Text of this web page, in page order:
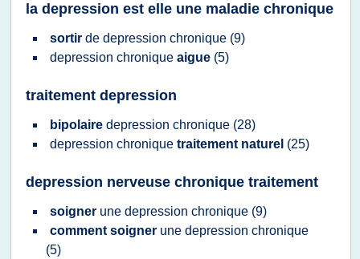
la depression est elle une maladie chronique
sortir de depression chronique (9)
depression chronique aigue (5)
traitement depression
bipolaire depression chronique (28)
depression chronique traitement naturel (25)
depression nerveuse chronique traitement
soigner une depression chronique (9)
comment soigner une depression chronique
(5)